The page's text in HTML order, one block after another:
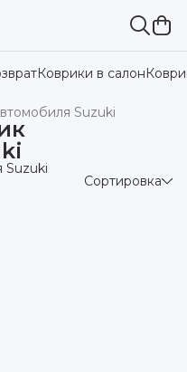
Коврики в салон
Suzuki
Suzuki
Сортировка